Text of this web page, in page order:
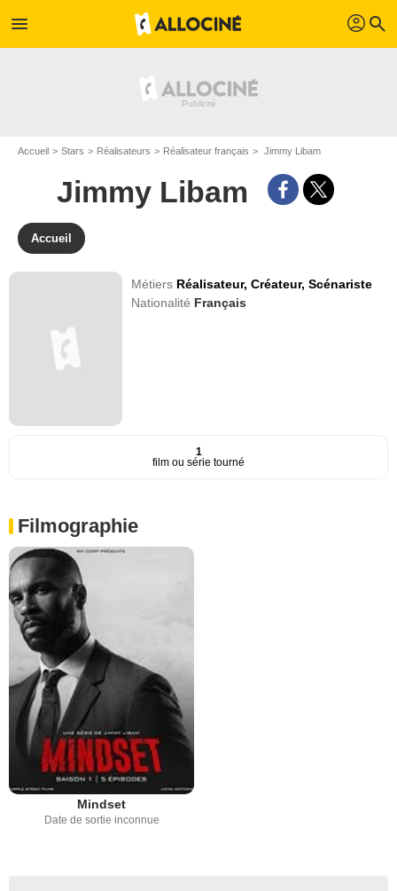
menu profil search
Accueil Stars Réalisateurs Réalisateur français Jimmy Libam
Jimmy Libam
Accueil
Métiers Réalisateur,Créateur,Scénariste
Nationalité Français
1
film ou série tourné
Filmographie
Mindset
Date de sortie inconnue